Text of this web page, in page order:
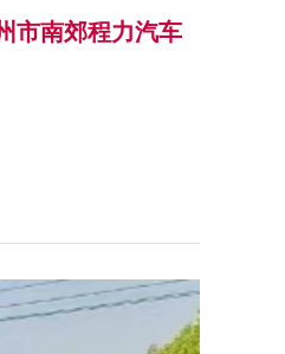
市南郊程力汽车